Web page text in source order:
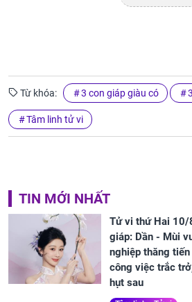
Từ khóa: 3 con giáp giàu có
Tâm linh tử vi
TIN MỚI NHẤT
Tử vi thứ Hai
giáp: Dần - Mùi
nghiệp thăng
công việc trắc
hụt sau